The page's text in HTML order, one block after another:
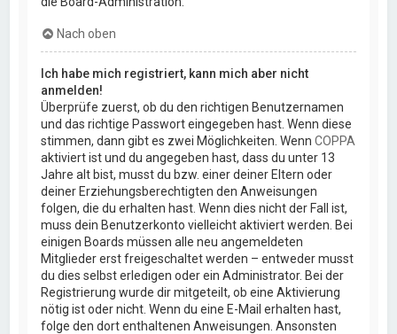
Nach oben
Ich habe mich registriert, kann mich aber nicht
anmelden!
Überprüfe zuerst, ob du den richtigen Benutzernamen
und das richtige Passwort eingegeben hast. Wenn diese
stimmen, dann gibt es zwei Möglichkeiten. WennCOPPA
aktiviert ist und du angegeben hast, dass du unter 13
Jahre alt bist, musst du bzw. einer deiner Eltern oder
deiner Erziehungsberechtigten den Anweisungen
folgen, die du erhalten hast. Wenn dies nicht der Fall ist,
muss dein Benutzerkonto vielleicht aktiviert werden. Bei
einigen Boards müssen alle neu angemeldeten
Mitglieder erst freigeschaltet werden – entweder musst
du dies selbst erledigen oder ein Administrator. Bei der
Registrierung wurde dir mitgeteilt, ob eine Aktivierung
nötig ist oder nicht. Wenn du eine E-Mail erhalten hast,
folge den dort enthaltenen Anweisungen. Ansonsten